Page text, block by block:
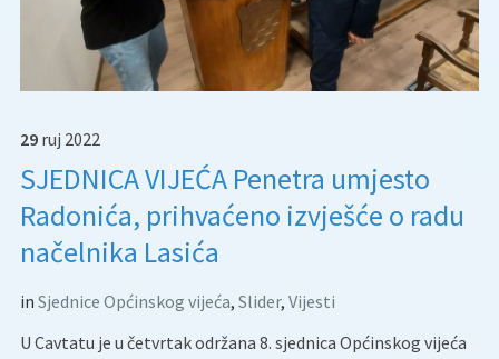
29 ruj 2022
SJEDNICA VIJEĆA Penetra umjesto
Radonića, prihvaćeno izvješće o radu
načelnika Lasića
in Sjednice Općinskog vijeća, Slider, Vijesti
U Cavtatu je u četvrtak održana 8. sjednica Općinskog vijeća